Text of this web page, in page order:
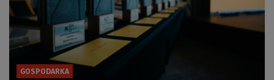
GOSPODARKA